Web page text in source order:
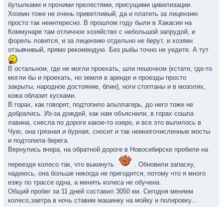
бутылками и прочими прелестями, присущими цивилизации.
Хозяин тоже не очень приветливый, да и платить за лицензию
просто так неинтересно. В прошлом году были в Хакасии на
Коммунаре там отличное хозяйство с небольшой запрудой, и
форель ловится, и за лицензию отдельно не берут, и хозяин
отзывчивый, прямо рекомендую. Без рыбы точно не уедете. А тут
В остальном, где не могли проехать, шли пешочком (кстати, где-то
могли бы и проехать, но земля в аренде и проезды просто
закрыты, народное достояние, блин), ноги стоптаны и в мозолях,
кожа облазит кусками.
В горах, как говорят, подтопило альплагерь, до него тоже не
добрались. Из-за дождей, как нам объяснили, в горах сошла
лавина, снесла по дороге какое-то озеро, и все это вылилось в
Чую, она грязная и бурная, сносит и так немногочисленные мосты
и подтопила берега.
Вернулись вчера, на обратной дороге в Новосибирске пробили на
переезде колесо так, что выкинуть
. Обновили запаску,
надеюсь, она больше никогда не пригодится, потому что я много
езжу по трассе одна, а менять колеса не обучена.
Общий пробег за 11 дней составил 3050 км. Сегодня меняем
колесо,завтра в ночь ставим машинку на мойку и полировку...